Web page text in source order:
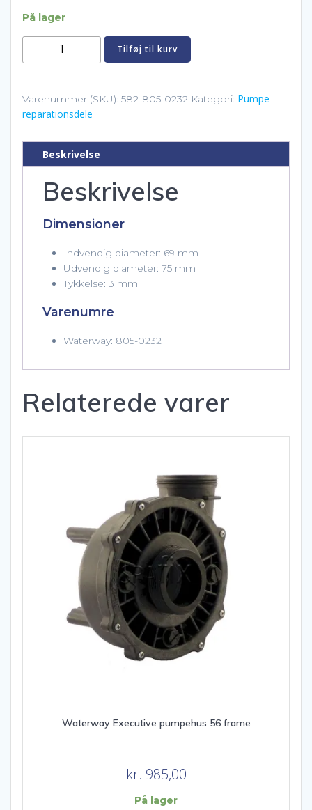
På lager
mm
ring
til
pumpe
union
antal
Tilføj til kurv
Varenummer (SKU): 582-805-0232 Kategori: Pumpe
reparationsdele
Beskrivelse
Beskrivelse
Dimensioner
Indvendig diameter: 69 mm
Udvendig diameter: 75 mm
Tykkelse: 3 mm
Varenumre
Waterway: 805-0232
Relaterede varer
Waterway Executive pumpehus 56 frame
kr. 985,00
På lager